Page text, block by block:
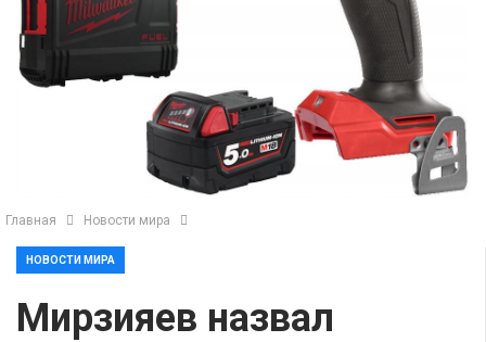
Главная Новости мира
НОВОСТИ МИРА
Мирзияев назвал